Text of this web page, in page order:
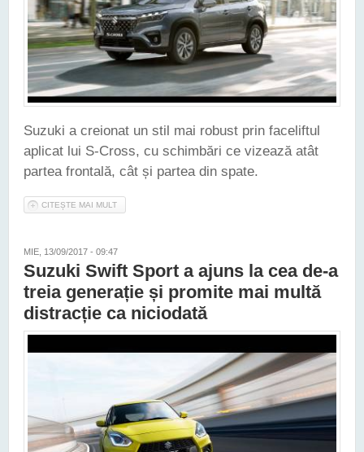
Suzuki a creionat un stil mai robust prin faceliftul
aplicat lui S-Cross, cu schimbări ce vizează atât
partea frontală, cât și partea din spate.
CITEȘTE MAI MULT
MIE, 13/09/2017 - 09:47
Suzuki Swift Sport a ajuns la cea de-a
treia generație și promite mai multă
distracție ca niciodată